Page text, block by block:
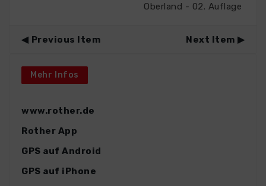
Oberland - 02. Auflage
Previous Item Next Item
Mehr Infos
www.rother.de
Rother App
GPS auf Android
GPS auf iPhone